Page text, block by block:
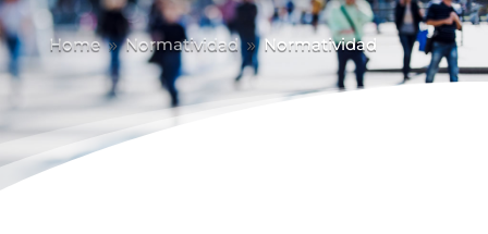
Home 9 Normatividad 9 Normatividad